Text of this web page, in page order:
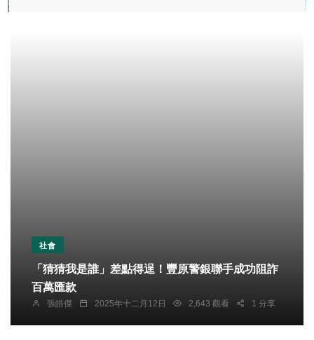
社會
「猜猜我是誰」差點得逞！豐原警銀聯手成功阻詐
百萬匯款
張皓傑 2025年十二月12日 2,643 觀看 1 分享